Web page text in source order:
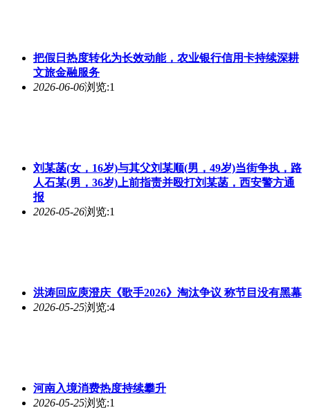
把假日 热度转化为长效动能，农业银行信用卡持续深耕
文旅金融服务
2026-06-06浏览:1
刘某菡(女，16岁)与其父刘某顺(男，49岁)当街争执，路
人石某(男，36岁)上前指责并殴打刘某菡，西安警方通
报
2026-05-26浏览:1
洪涛回应庾澄庆《歌手2026》淘汰争议 称节目没有黑幕
2026-05-25浏览:4
河南入境消费热度持续攀升
2026-05-25浏览:1